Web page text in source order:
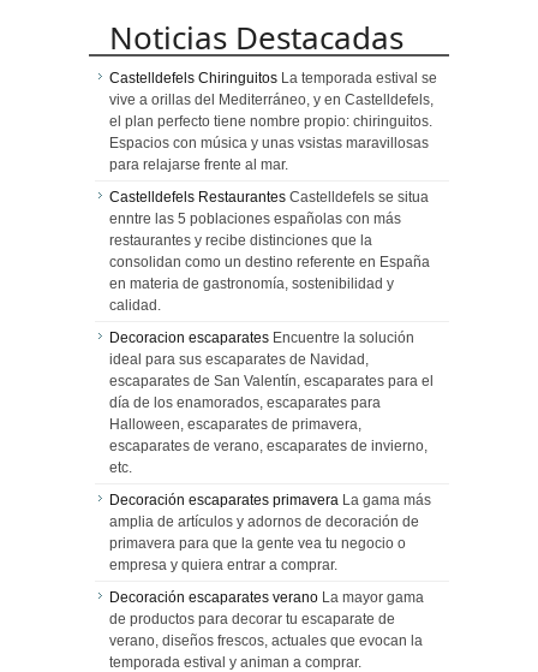
Noticias Destacadas
Castelldefels Chiringuitos La temporada estival se
vive a orillas del Mediterráneo, y en Castelldefels,
el plan perfecto tiene nombre propio: chiringuitos.
Espacios con música y unas vsistas maravillosas
para relajarse frente al mar.
Castelldefels Restaurantes Castelldefels se situa
enntre las 5 poblaciones españolas con más
restaurantes y recibe distinciones que la
consolidan como un destino referente en España
en materia de gastronomía, sostenibilidad y
calidad.
Decoracion escaparates Encuentre la solución
ideal para sus escaparates de Navidad,
escaparates de San Valentín, escaparates para el
día de los enamorados, escaparates para
Halloween, escaparates de primavera,
escaparates de verano, escaparates de invierno,
etc.
Decoración escaparates primavera La gama más
amplia de artículos y adornos de decoración de
primavera para que la gente vea tu negocio o
empresa y quiera entrar a comprar.
Decoración escaparates verano La mayor gama
de productos para decorar tu escaparate de
verano, diseños frescos, actuales que evocan la
temporada estival y animan a comprar.